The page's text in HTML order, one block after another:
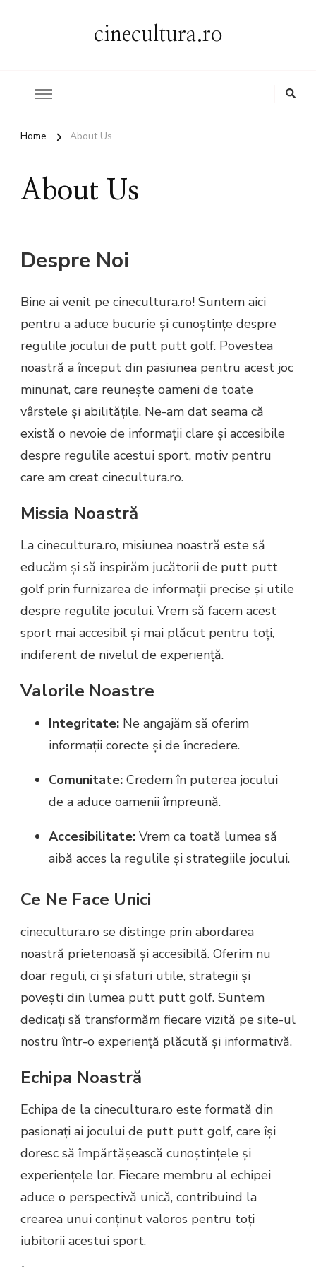
cinecultura.ro
Home About Us
About Us
Despre Noi
Bine ai venit pe cinecultura.ro! Suntem aici
pentru a aduce bucurie și cunoștințe despre
regulile jocului de putt putt golf. Povestea
noastră a început din pasiunea pentru acest joc
minunat, care reunește oameni de toate
vârstele și abilitățile. Ne-am dat seama că
există o nevoie de informații clare și accesibile
despre regulile acestui sport, motiv pentru
care am creat cinecultura.ro.
Missia Noastră
La cinecultura.ro, misiunea noastră este să
educăm și să inspirăm jucătorii de putt putt
golf prin furnizarea de informații precise și utile
despre regulile jocului. Vrem să facem acest
sport mai accesibil și mai plăcut pentru toți,
indiferent de nivelul de experiență.
Valorile Noastre
Integritate: Ne angajăm să oferim
informații corecte și de încredere.
Comunitate: Credem în puterea jocului
de a aduce oamenii împreună.
Accesibilitate: Vrem ca toată lumea să
aibă acces la regulile și strategiile jocului.
Ce Ne Face Unici
cinecultura.ro se distinge prin abordarea
noastră prietenoasă și accesibilă. Oferim nu
doar reguli, ci și sfaturi utile, strategii și
povești din lumea putt putt golf. Suntem
dedicați să transformăm fiecare vizită pe site-ul
nostru într-o experiență plăcută și informativă.
Echipa Noastră
Echipa de la cinecultura.ro este formată din
pasionați ai jocului de putt putt golf, care își
doresc să împărtășească cunoștințele și
experiențele lor. Fiecare membru al echipei
aduce o perspectivă unică, contribuind la
crearea unui conținut valoros pentru toți
iubitorii acestui sport.